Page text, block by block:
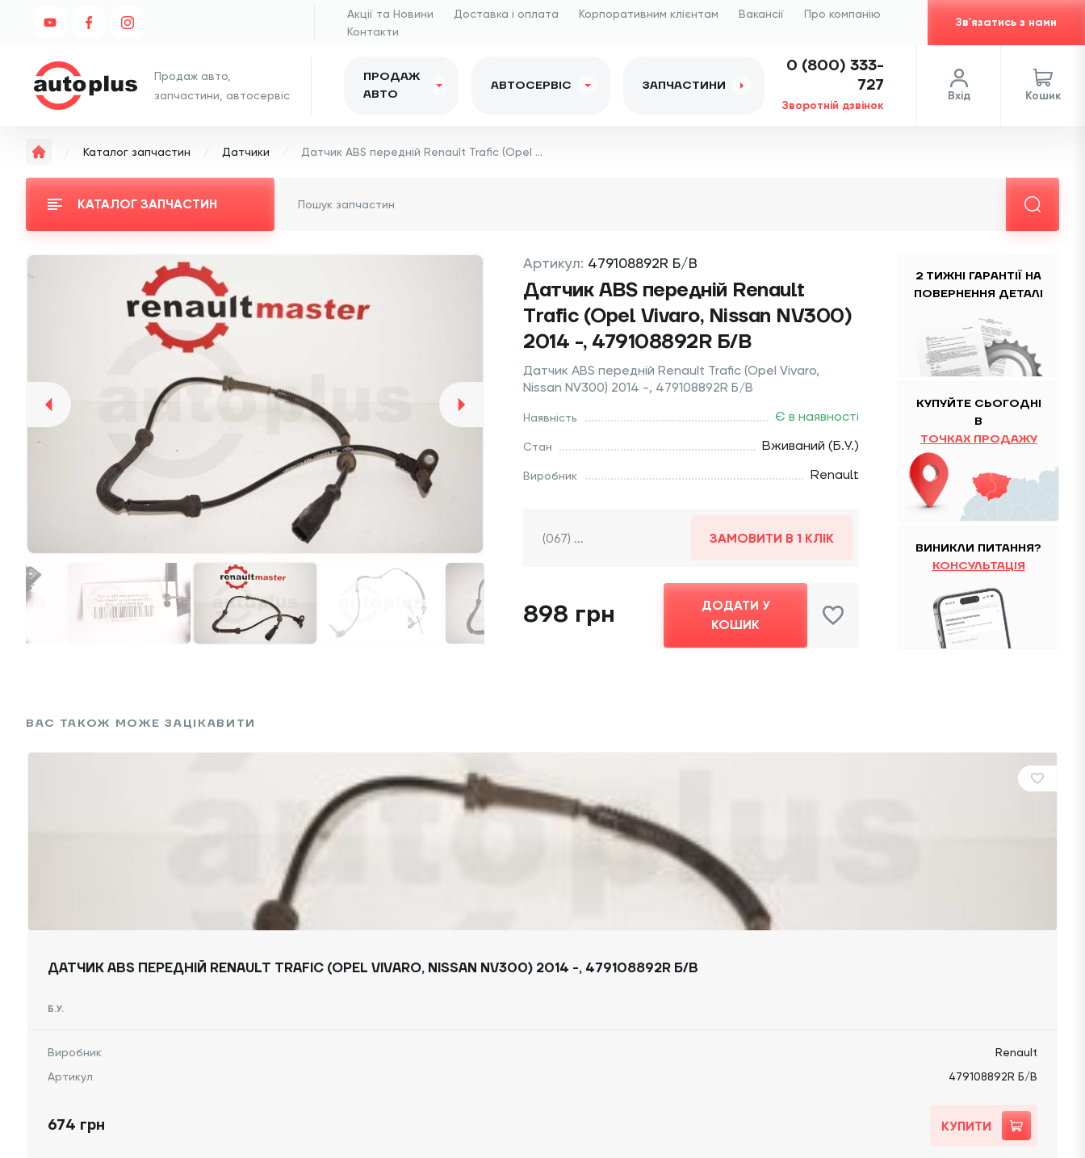
Акції та Новини Доставка і оплата Корпоративним клієнтам Вакансії
Про компанію
Контакти
Зв'язатись з нами
Продаж авто,
запчастини, автосервіс
ПРОДАЖ
АВТО
АВТОСЕРВІС ЗАПЧАСТИНИ
0 (800) 333-
727
Зворотній дзвінок
Вхід Кошик
Каталог запчастин Датчики Датчик ABS передній Renault Trafic (Opel Vivaro, Nissan NV300) 2014 -, 479108892R Б/В
КАТАЛОГ ЗАПЧАСТИН
Артикул: 479108892R Б/В
Датчик ABS передній Renault
Trafic (Opel Vivaro, Nissan NV300)
2014 -, 479108892R Б/В
Датчик ABS передній Renault Trafic (Opel Vivaro,
Nissan NV300) 2014 -, 479108892R Б/В
Наявність Є в наявності
Стан Вживаний (Б.У.)
Виробник Renault
ЗАМОВИТИ В 1 КЛІК
898 грн
ДОДАТИ У
КОШИК
2 ТИЖНІ ГАРАНТІЇ НА
ПОВЕРНЕННЯ ДЕТАЛІ
КУПУЙТЕCЬОГОДНІ
В
ТОЧКАХ ПРОДАЖУ
ВИНИКЛИ ПИТАННЯ?
КОНСУЛЬТАЦІЯ
ВАС ТАКОЖ МОЖЕ ЗАЦІКАВИТИ
ДАТЧИК ABS ПЕРЕДНІЙ RENAULT TRAFIC (OPEL VIVARO, NISSAN NV300) 2014 -, 479108892R Б/В
Б.У.
Виробник
Renault
Артикул
479108892R Б/В
674 грн КУПИТИ